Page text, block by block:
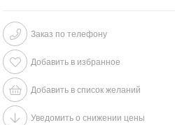
Заказ по телефону
Добавить в избранное
Добавить в список желаний
Уведомить о снижении цены